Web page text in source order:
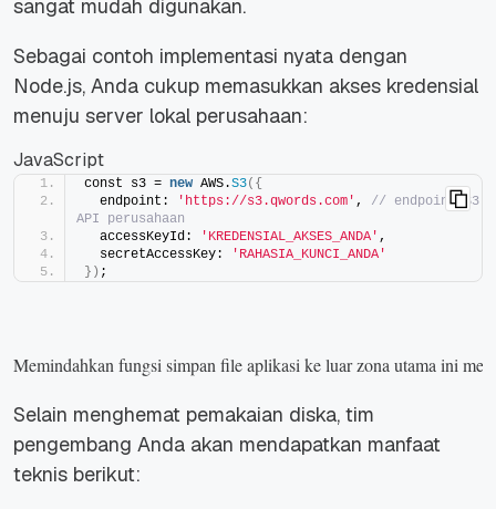
sangat mudah digunakan.
Sebagai contoh implementasi nyata dengan
Node.js, Anda cukup memasukkan akses kredensial
menuju server lokal perusahaan:
JavaScript
const s3 = new AWS.S3({
  endpoint:
'https://s3.qwords.com' , // endpoint S3
API perusahaan
  accessKeyId:
'KREDENSIAL_AKSES_ANDA' ,
  secretAccessKey:
'RAHASIA_KUNCI_ANDA'
}) ;
Memindahkan fungsi simpan file aplikasi ke luar zona utama ini
Selain menghemat pemakaian diska, tim
pengembang Anda akan mendapatkan manfaat
teknis berikut: